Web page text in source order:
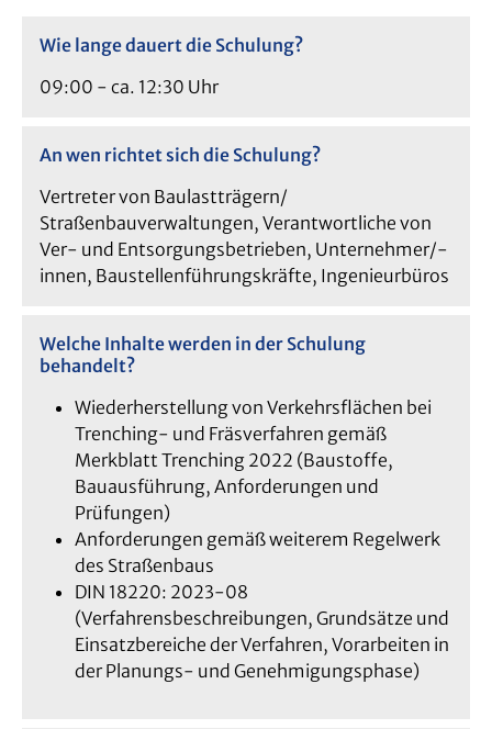
Wie lange dauert die Schulung?
09:00 - ca. 12:30 Uhr
An wen richtet sich die Schulung?
Vertreter von Baulastträgern/
Straßenbauverwaltungen, Verantwortliche von
Ver- und Entsorgungsbetrieben, Unternehmer/-
innen, Baustellenführungskräfte, Ingenieurbüros
Welche Inhalte werden in der Schulung
behandelt?
Wiederherstellung von Verkehrsflächen bei
Trenching- und Fräsverfahren gemäß
Merkblatt Trenching 2022 (Baustoffe,
Bauausführung, Anforderungen und
Prüfungen)
Anforderungen gemäß weiterem Regelwerk
des Straßenbaus
DIN 18220: 2023-08
(Verfahrensbeschreibungen, Grundsätze und
Einsatzbereiche der Verfahren, Vorarbeiten in
der Planungs- und Genehmigungsphase)